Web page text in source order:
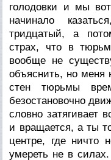
голодовки и мы
начинало
тридцатый, а
страх, что в
вообще не
объяснить, но меня
стен тюрьмы
безостановочно
словно затягивает
и вращается, а ты
центре, где ничто
умереть не в